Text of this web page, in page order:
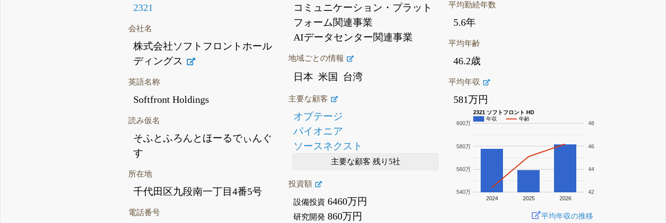
2321
会社名
株式会社ソフトフロントホール
ディングス
英語名称
Softfront Holdings
読み仮名
そふとふろんとほーるでぃんぐ
す
所在地
千代田区九段南一丁目4番5号
電話番号
コミュニケーション・プラット
フォーム関連事業
AIデータセンター関連事業
地域ごとの情報
日本 米国 台湾
主要な顧客
オプテージ
パイオニア
ソースネクスト
主要な顧客 残り5社
投資額
設備投資 6460万円
研究開発 860万円
平均勤続年数
5.6年
平均年齢
46.2歳
平均年収
581万円
2321 ソフトフロント HD
年収
年齢
2024 2025 2026
540万
560万
580万
600万
42
44
46
48
平均年収の推移